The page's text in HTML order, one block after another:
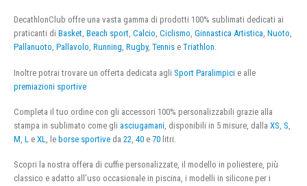
DecathlonClub offre una vasta gamma di prodotti 100% sublimati dedicati ai
praticanti di Basket, Beach sport, Calcio, Ciclismo, Ginnastica Artistica, Nuoto,
Pallanuoto, Pallavolo, Running, Rugby, Tennis e Triathlon.
Inoltre potrai trovare un offerta dedicata agli Sport Paralimpici e alle
premiazioni sportive
Completa il tuo ordine con gli accessori 100% personalizzabili grazie alla
stampa in sublimato come gli asciugamani , disponibili in 5 misure, dalla XS S
M L e XL , le borse sportive da 22 40 e 70 litri.
Scopri la nostra offera di cuffie personalizzate, il modello in poliestere, più
classico e adatto all’uso occasionale in piscina, i modelli in silicone per i